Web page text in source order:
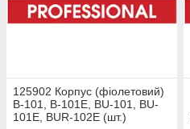
125902 Корпус (фіолетовий)
B-101, B-101E, BU-101, BU-
101E, BUR-102E (шт.)